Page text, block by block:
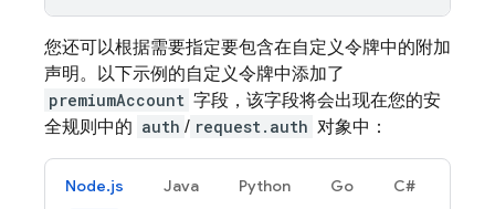
您还可以根据需要指定要包含在自定义令牌中的附加
声明。以下示例的自定义令牌中添加了
premiumAccount 字段，该字段将会出现在您的安
全规则中的 auth / request.auth 对象中：
Node.js Java Python Go C#